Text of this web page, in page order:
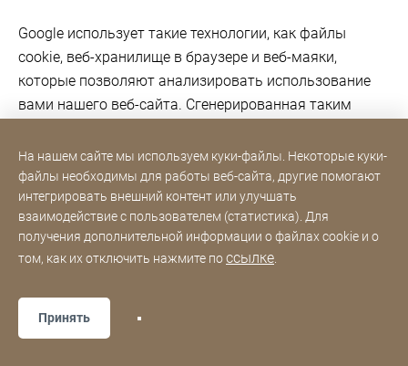
Google использует такие технологии, как файлы
cookie, веб-хранилище в браузере и веб-маяки,
которые позволяют анализировать использование
вами нашего веб-сайта. Сгенерированная таким
веб-сайта может быть передана на сервер Google в
США или других странах и сохранена там.
Мы используем инструменты, предоставляемые
Google, которые, по словам Google, могут
Google или ее субподрядчики обслуживают
оборудование. В своем "Дополнении к обработке
На нашем сайте мы используем куки-файлы. Некоторые куки-
файлы необходимы для работы веб-сайта, другие помогают
интегрировать внешний контент или улучшать
взаимодействие с пользователем (статистика). Для
получения дополнительной информации о файлах cookie и о
том, как их отключить нажмите поссылке
Принять